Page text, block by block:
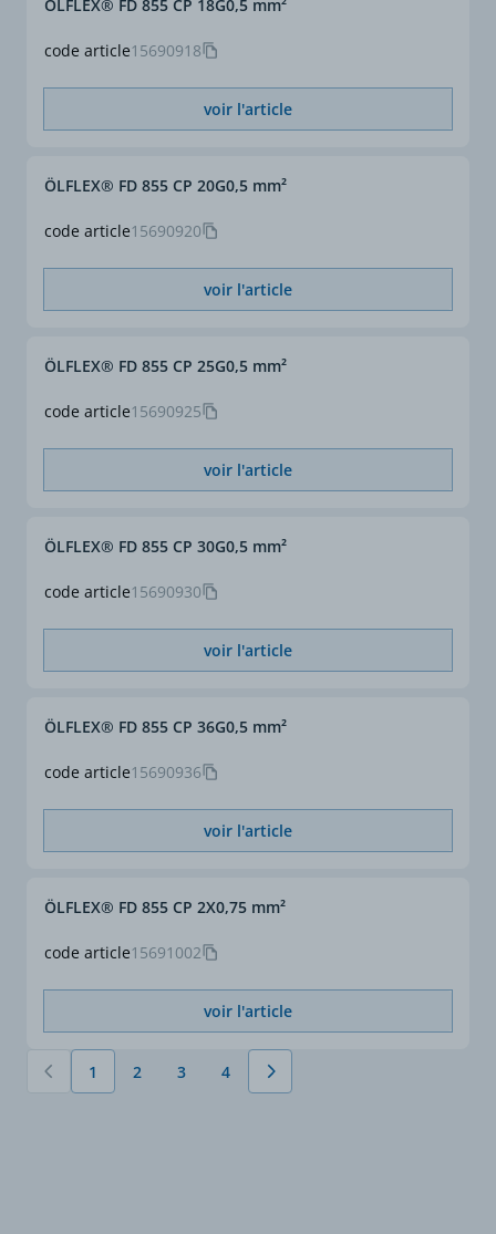
code article15690918
ÖLFLEX® FD 855 CP 18G0,5 mm²
voir l'article
code article15690920
ÖLFLEX® FD 855 CP 20G0,5 mm²
voir l'article
code article15690925
ÖLFLEX® FD 855 CP 25G0,5 mm²
voir l'article
code article15690930
ÖLFLEX® FD 855 CP 30G0,5 mm²
voir l'article
code article15690936
ÖLFLEX® FD 855 CP 36G0,5 mm²
voir l'article
code article15691002
ÖLFLEX® FD 855 CP 2X0,75 mm²
voir l'article
Vous lisez actuellement la page
1 Page
2 Page
3 Page
4